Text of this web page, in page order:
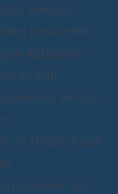
Zwecke
bestimmt
Aufgaben
Im Fall
wir die
im Hinblick auf
können. Die